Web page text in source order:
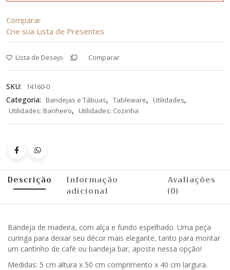
Comparar
Crie sua Lista de Presentes
Lista de Desejo Comparar
SKU: 14160-0
Categoria: Bandejas e Tábuas, Tableware, Utilidades,
Utilidades: Banheiro, Utilidades: Cozinha
Descrição
Informação
adicional
Avaliações
(0)
Bandeja de madeira, com alça e fundo espelhado. Uma peça
curinga para deixar seu décor mais elegante, tanto para montar
um cantinho de café ou bandeja bar, aposte nessa opção!
Medidas: 5 cm altura x 50 cm comprimento x 40 cm largura.